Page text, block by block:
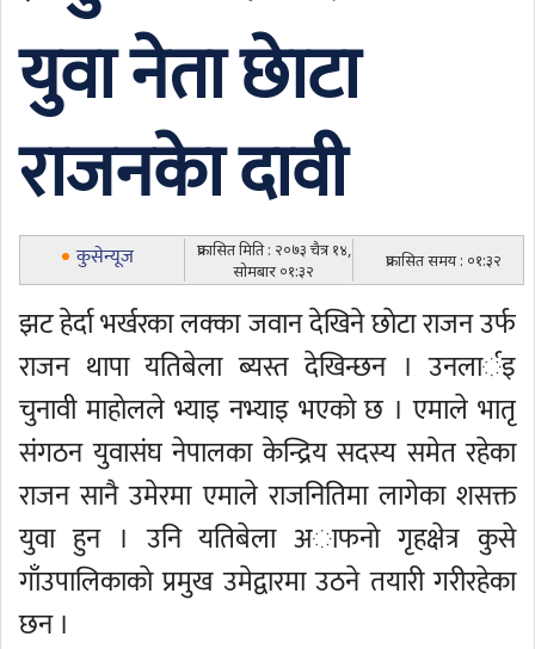
युवा नेता छाेटा
राजनकाे दावी
कुसेन्यूज
प्रकासित मिति : २०७३ चैत्र १४,
सोमबार ०१:३२
प्रकासित समय : ०१:३२
झट हेर्दा भर्खरका लक्का जवान देखिने छाेटा राजन उर्फ
राजन थापा यतिबेला ब्यस्त देखिन्छन । उनलार्इ
चुनावी माहाेलले भ्याइ नभ्याइ भएकाे छ । एमाले भातृ
संगठन युवासंघ नेपालका केन्द्रिय सदस्य समेत रहेका
राजन सानै उमेरमा एमाले राजनितिमा लागेका शसक्त
युवा हुन । उनि यतिबेला अाफनाे गृहक्षेत्र कुसे
गाँउपालिकाकाे प्रमुख उमेद्वारमा उठने तयारी गरीरहेका
छन ।